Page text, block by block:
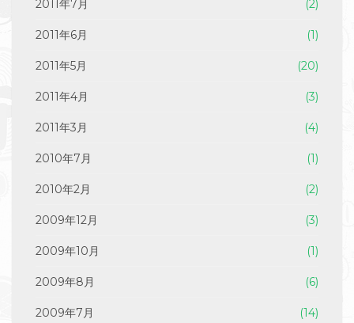
2011年7月 (2)
2011年6月 (1)
2011年5月 (20)
2011年4月 (3)
2011年3月 (4)
2010年7月 (1)
2010年2月 (2)
2009年12月 (3)
2009年10月 (1)
2009年8月 (6)
2009年7月 (14)